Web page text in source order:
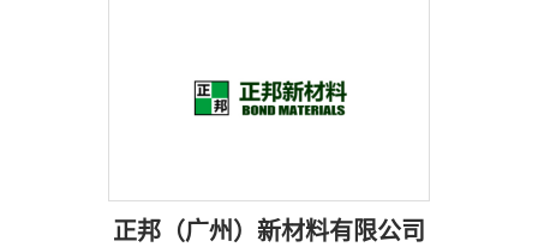
正邦（广州）新材料有限公司